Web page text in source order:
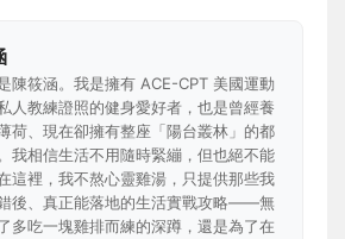
陳筱涵。我是擁有 ACE-CPT 美國運動
人教練證照的健身愛好者，也是曾經養
荷、現在卻擁有整座「陽台叢林」的都
我相信生活不用隨時緊繃，但也絕不能
這裡，我不熬心靈雞湯，只提供那些我
後、真正能落地的生活實戰攻略——無
多吃一塊雞排而練的深蹲，還是為了在